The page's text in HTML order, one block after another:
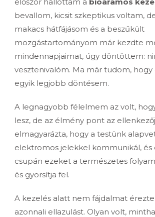
bevallom, kicsit szkeptikus voltam,
makacs hátfájásom és a beszűkült
mozgástartományom már kezdte
mindennapjaimat, úgy döntöttem:
vesztenivalóm. Ma már tudom, hogy
egyik legjobb döntésem.
A legnagyobb félelmem az volt,
lesz, de az élmény pont az
elmagyarázta, hogy a testünk
elektromos jelekkel kommunikál, és
csupán ezeket a természetes
és gyorsítja fel.
A kezelés alatt nem fájdalmat
azonnali ellazulást. Olyan volt,